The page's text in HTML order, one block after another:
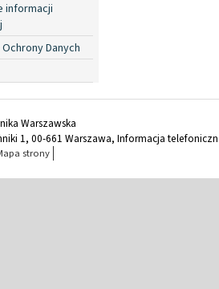
informacji
Danych
Warszawska
1, 00-661 Warszawa, Informacja
strony